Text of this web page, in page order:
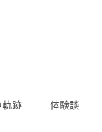
軌跡 体験談